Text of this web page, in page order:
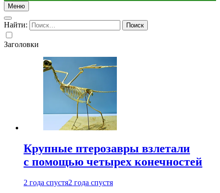
Меню
Найти:
Заголовки
Крупные птерозавры взлетали
с помощью четырех конечностей
2 года спустя2 года спустя